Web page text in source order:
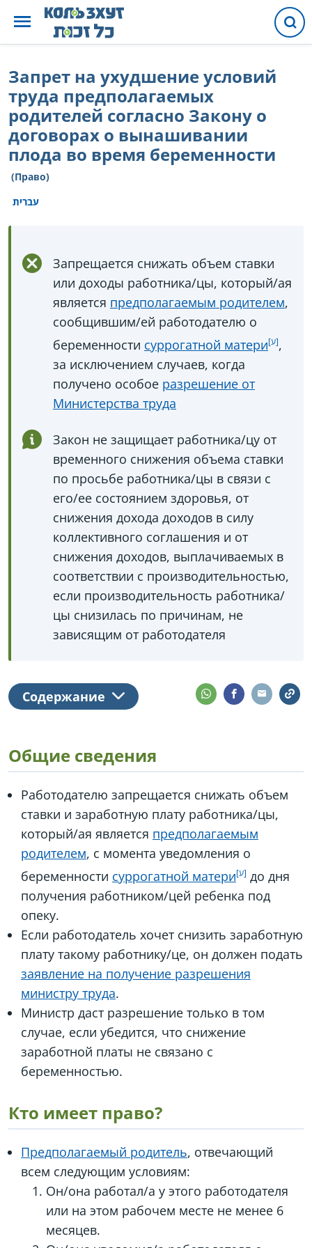
Запрет на ухудшение условий
труда предполагаемых
родителей согласно Закону о
договорах о вынашивании
плода во время беременности
(Право)
עברית
Запрещается снижать объем ставки
или доходы работника/цы, который/ая
является предполагаемым родителем,
сообщившим/ей работодателю о
беременности суррогатной матери
,
за исключением случаев, когда
получено особое разрешение от
Министерства труда
Закон не защищает работника/цу от
временного снижения объема ставки
по просьбе работника/цы в связи с
его/ее состоянием здоровья, от
снижения дохода доходов в силу
коллективного соглашения и от
снижения доходов, выплачиваемых в
соответствии с производительностью,
если производительность работника/
цы снизилась по причинам, не
зависящим от работодателя
Содержание
Общие сведения
Работодателю запрещается снижать объем
ставки и заработную плату работника/цы,
который/ая является предполагаемым
родителем, с момента уведомления о
беременности суррогатной матери
до дня
получения работником/цей ребенка под
опеку.
Если работодатель хочет снизить заработную
плату такому работнику/це, он должен подать
заявление на получение разрешения
министру труда.
Министр даст разрешение только в том
случае, если убедится, что снижение
заработной платы не связано с
беременностью.
Кто имеет право?
Предполагаемый родитель, отвечающий
всем следующим условиям:
Он/она работал/а у этого работодателя
или на этом рабочем месте не менее 6
месяцев.